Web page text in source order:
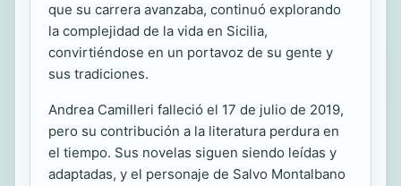
que su carrera avanzaba, continuó explorando
la complejidad de la vida en Sicilia,
convirtiéndose en un portavoz de su gente y
sus tradiciones.
Andrea Camilleri falleció el 17 de julio de 2019,
pero su contribución a la literatura perdura en
el tiempo. Sus novelas siguen siendo leídas y
adaptadas, y el personaje de Salvo Montalbano